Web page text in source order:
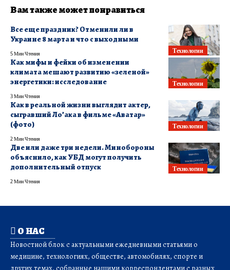
Вам также может понравиться
Технологии
Все еще праздник? Отменили ли в
Украине 8 марта и что с выходными
5 Мин Чтения
Технологии
Как мифы и фейки об изменении
климата мешают развитию «зеленой»
энергетики: исследование
3 Мин Чтения
Технологии
Как в реальной жизни выглядит актер,
сыгравший Ло’ака в фильме «Аватар»
(фото)
2 Мин Чтения
Технологии
Две или даже три недели. Минобороны
объяснило, как УБД могут получить
дополнительный отпуск
2 Мин Чтения
О НАС
Новостной блок с актуальными ежедневными статьями о
медицине, технологиях, обществе, автомобилях, спорте и